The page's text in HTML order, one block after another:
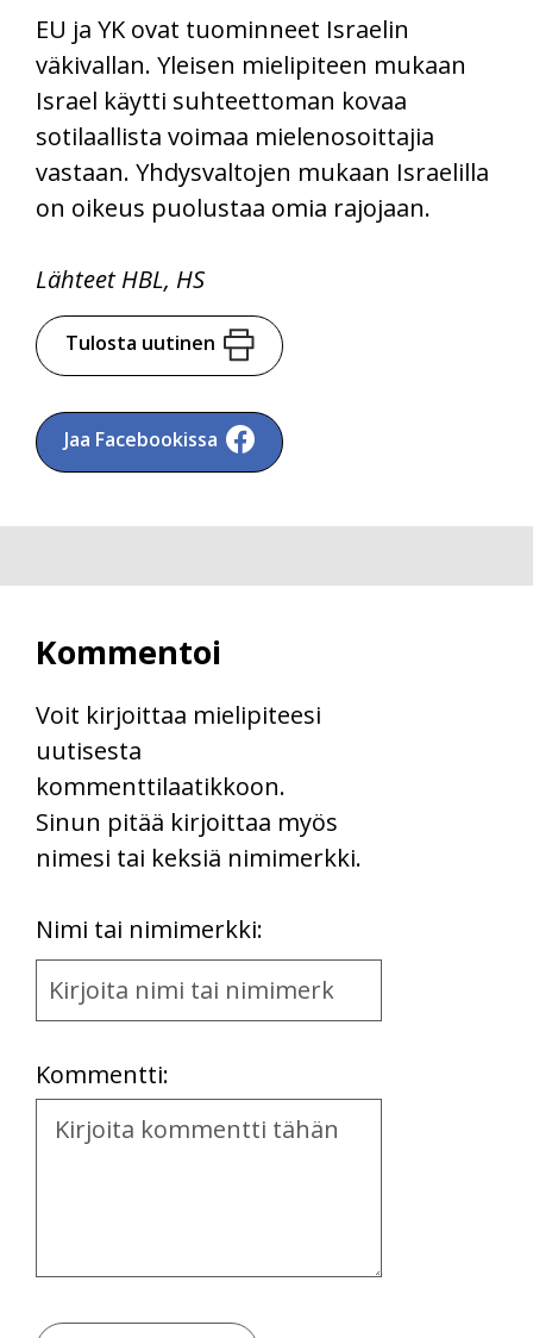
EU ja YK ovat tuominneet Israelin
väkivallan. Yleisen mielipiteen mukaan
Israel käytti suhteettoman kovaa
sotilaallista voimaa mielenosoittajia
vastaan. Yhdysvaltojen mukaan Israelilla
on oikeus puolustaa omia rajojaan.
Lähteet HBL, HS
Tulosta uutinen
Jaa Facebookissa
Kommentoi
Voit kirjoittaa mielipiteesi
uutisesta
kommenttilaatikkoon.
Sinun pitää kirjoittaa myös
nimesi tai keksiä nimimerkki.
Nimi tai nimimerkki:
Name
and
Kommentti:
Kommentti